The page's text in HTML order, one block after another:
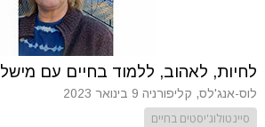
לחיות, לאהוב, ללמוד בחיים עם מישל
לוס-אנג'לס, קליפורניה 9 בינואר 2023
סיינטולוג'יסטים בחיים